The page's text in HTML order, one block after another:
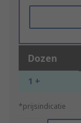
Dozen
1 +
*prijsindicatie